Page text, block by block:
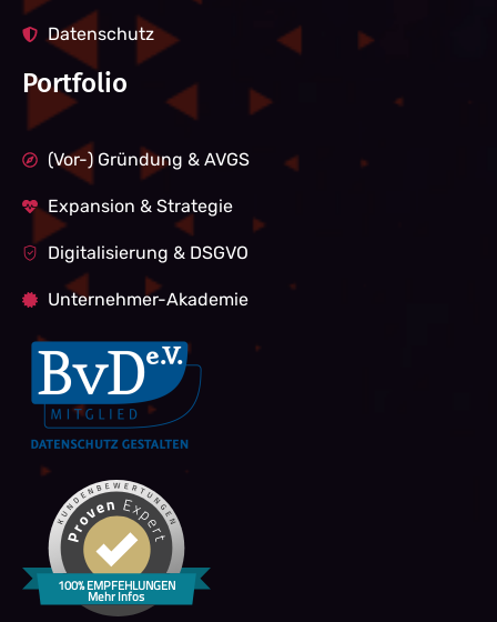
Datenschutz
Portfolio
(Vor-) Gründung & AVGS
Expansion & Strategie
Digitalisierung & DSGVO
Unternehmer-Akademie
100% EMPFEHLUNGEN
Mehr Infos